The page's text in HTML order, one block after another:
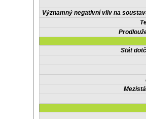
Významný negativní vliv na
Stát